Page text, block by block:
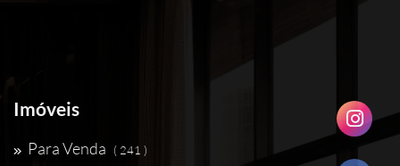
Imóveis
Para Venda ( 241 )